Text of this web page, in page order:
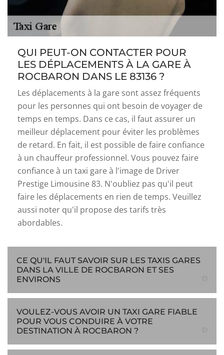
QUI PEUT-ON CONTACTER POUR
LES DÉPLACEMENTS À LA GARE À
ROCBARON DANS LE 83136 ?
Les déplacements à la gare sont assez fréquents
pour les personnes qui ont besoin de voyager de
temps en temps. Dans ce cas, il faut assurer un
meilleur déplacement pour éviter les problèmes
de retard. En fait, il est possible de faire confiance
à un chauffeur professionnel. Vous pouvez faire
confiance à un taxi gare à l'image de Driver
Prestige Limousine 83. N'oubliez pas qu'il peut
faire les déplacements en rien de temps. Veuillez
aussi noter qu'il propose des tarifs très
abordables.
CE QU'IL FAUT SAVOIR SUR LES TAXIS GARES
DANS LA VILLE DE ROCBARON ET SES
ENVIRONS
VOULEZ-VOUS AVOIR UN TAXI GARE FIABLE
POUR VOUS CONDUIRE À VOTRE
DESTINATION À ROCBARON ?